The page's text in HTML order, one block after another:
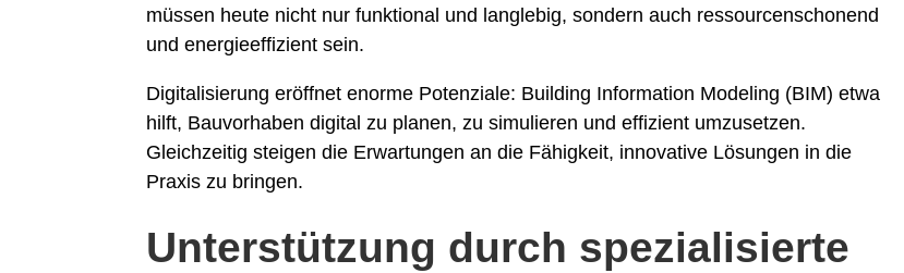
müssen heute nicht nur funktional und langlebig, sondern auch ressourcenschonend
und energieeffizient sein.
Digitalisierung eröffnet enorme Potenziale: Building Information Modeling (BIM) etwa
hilft, Bauvorhaben digital zu planen, zu simulieren und effizient umzusetzen.
Gleichzeitig steigen die Erwartungen an die Fähigkeit, innovative Lösungen in die
Praxis zu bringen.
Unterstützung durch spezialisierte